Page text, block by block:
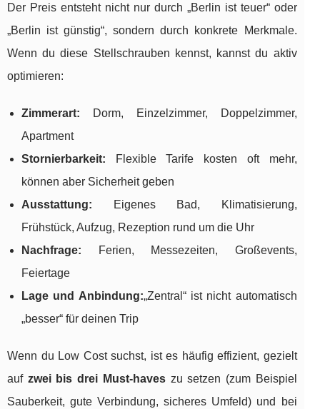
Der Preis entsteht nicht nur durch „Berlin ist teuer“ oder
„Berlin ist günstig“, sondern durch konkrete Merkmale.
Wenn du diese Stellschrauben kennst, kannst du aktiv
optimieren:
Zimmerart: Dorm, Einzelzimmer, Doppelzimmer,
Apartment
Stornierbarkeit: Flexible Tarife kosten oft mehr,
können aber Sicherheit geben
Ausstattung: Eigenes Bad, Klimatisierung,
Frühstück, Aufzug, Rezeption rund um die Uhr
Nachfrage: Ferien, Messezeiten, Großevents,
Feiertage
Lage und Anbindung:„Zentral“ ist nicht automatisch
„besser“ für deinen Trip
Wenn du Low Cost suchst, ist es häufig effizient, gezielt
auf zwei bis drei Must-haveszu setzen (zum Beispiel
Sauberkeit, gute Verbindung, sicheres Umfeld) und bei